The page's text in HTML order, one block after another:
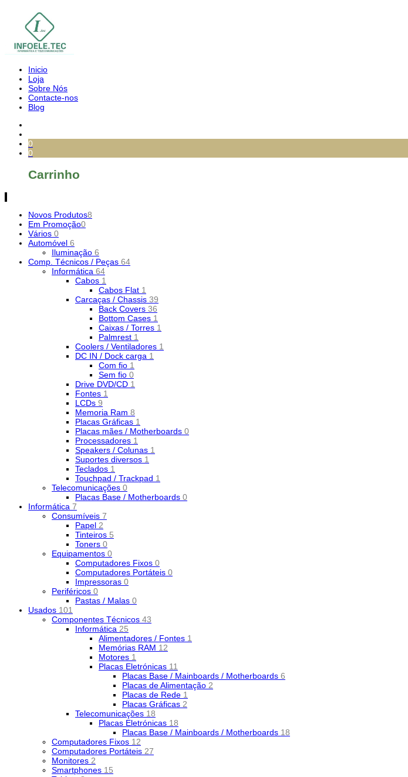
Inicio
Loja
Sobre Nós
Contacte-nos
Blog
0
0
Carrinho
Novos Produtos8
Em Promoção0
Vários 0
Automóvel 6
Iluminação 6
Comp. Técnicos / Peças 64
Informática 64
Cabos 1
Cabos Flat 1
Carcaças / Chassis 39
Back Covers 36
Bottom Cases 1
Caixas / Torres 1
Palmrest 1
Coolers / Ventiladores 1
DC IN / Dock carga 1
Com fio 1
Sem fio 0
Drive DVD/CD 1
Fontes 1
LCDs 9
Memoria Ram 8
Placas Gráficas 1
Placas mães / Motherboards 0
Processadores 1
Speakers / Colunas 1
Suportes diversos 1
Teclados 1
Touchpad / Trackpad 1
Telecomunicações 0
Placas Base / Motherboards 0
Informática 7
Consumíveis 7
Papel 2
Tinteiros 5
Toners 0
Equipamentos 0
Computadores Fixos 0
Computadores Portáteis 0
Impressoras 0
Periféricos 0
Pastas / Malas 0
Usados 101
Componentes Técnicos 43
Informática 25
Alimentadores / Fontes 1
Memórias RAM 12
Motores 1
Placas Eletrónicas 11
Placas Base / Mainboards / Motherboards 6
Placas de Alimentação 2
Placas de Rede 1
Placas Gráficas 2
Telecomunicações 18
Placas Eletrónicas 18
Placas Base / Mainboards / Motherboards 18
Computadores Fixos 12
Computadores Portáteis 27
Monitores 2
Smartphones 15